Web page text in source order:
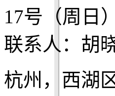
17号（周日
联系人：胡
杭州，西湖